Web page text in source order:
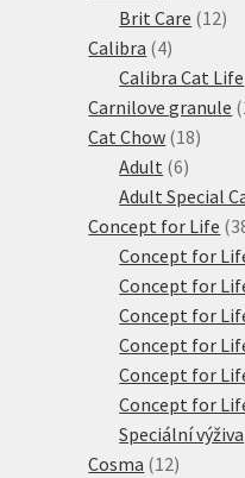
Brit Care 1212
Calibra 44
produkty
Calibra Cat Life
Carnilove granule
Cat Chow 1818
Adult 66
Adult Special
Concept for Life
Concept for
Concept for
Concept for
Concept for
Concept for
Concept for
Speciální výživa
Cosma 1212